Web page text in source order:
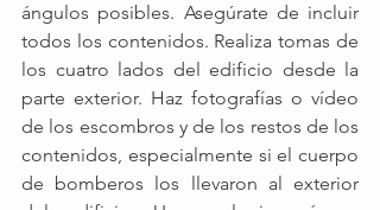
ángulos posibles. Asegúrate de incluir
todos los contenidos. Realiza tomas de
los cuatro lados del edificio desde la
parte exterior. Haz fotografías o vídeo
de los escombros y de los restos de los
contenidos, especialmente si el cuerpo
de bomberos los llevaron al exterior